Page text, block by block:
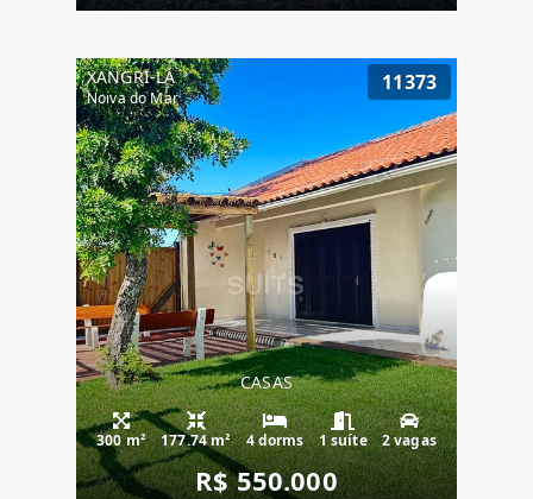
XANGRI-LÁ
Noiva do Mar
11373
CASAS
300 m² 177.74 m² 4 dorms 1 suíte 2 vagas
R$ 550.000